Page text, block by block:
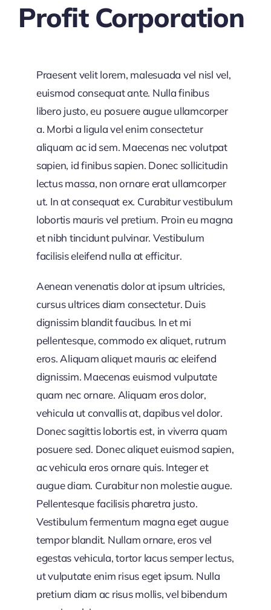
Profit Corporation
Praesent velit lorem, malesuada vel nisl vel,
euismod consequat ante. Nulla finibus
libero justo, eu posuere augue ullamcorper
a. Morbi a ligula vel enim consectetur
aliquam ac id sem. Maecenas nec volutpat
sapien, id finibus sapien. Donec sollicitudin
lectus massa, non ornare erat ullamcorper
ut. In at consequat ex. Curabitur vestibulum
lobortis mauris vel pretium. Proin eu magna
et nibh tincidunt pulvinar. Vestibulum
facilisis eleifend nulla at efficitur.
Aenean venenatis dolor at ipsum ultricies,
cursus ultrices diam consectetur. Duis
dignissim blandit faucibus. In et mi
pellentesque, commodo ex aliquet, rutrum
eros. Aliquam aliquet mauris ac eleifend
dignissim. Maecenas euismod vulputate
quam nec ornare. Aliquam eros dolor,
vehicula ut convallis at, dapibus vel dolor.
Donec sagittis lobortis est, in viverra quam
posuere sed. Donec aliquet euismod sapien,
ac vehicula eros ornare quis. Integer et
augue diam. Curabitur non molestie augue.
Pellentesque facilisis pharetra justo.
Vestibulum fermentum magna eget augue
tempor blandit. Nullam ornare, eros vel
egestas vehicula, tortor lacus semper lectus,
ut vulputate enim risus eget ipsum. Nulla
pretium diam ac risus mollis, vel bibendum